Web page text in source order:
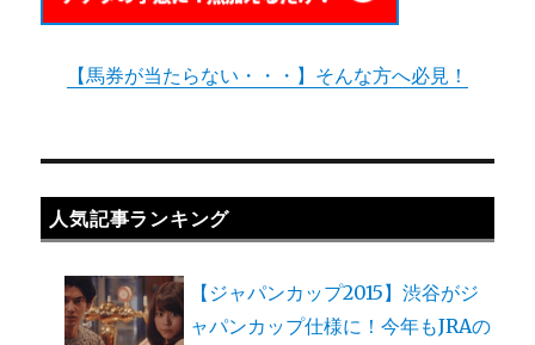
【馬券が当たらない・・・】そんな方へ必見！
人気記事ランキング
【ジャパンカップ2015】渋谷がジ
ャパンカップ仕様に！今年もJRAの